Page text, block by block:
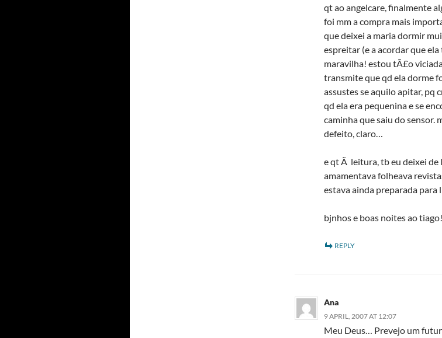
qt ao angelcare, finalmente
foi mm a compra mais
que deixei a maria dormir
espreitar (e a acordar que
maravilha! estou tÃ£o
transmite que qd ela dorme
assustes se aquilo apitar, pq
qd ela era pequenina e se
caminha que saiu do sensor.
defeito, claro…
e qt Ã leitura, tb eu deixei de
amamentava folheava
estava ainda preparada para
bjnhos e boas noites ao tiago!
REPLY
Ana
9 APRIL, 2007 AT 12:07
Meu Deus… Prevejo um